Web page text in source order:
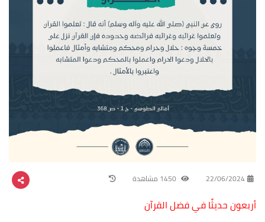
22/06/2024
أربعون حديثًا في فضل القرآن